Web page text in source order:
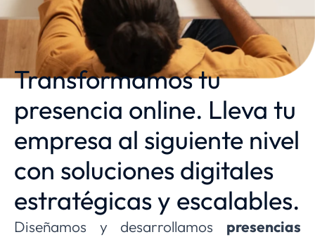
Transformamos tu
presencia online. Lleva tu
empresa al siguiente nivel
con soluciones digitales
estratégicas y escalables.
Diseñamos y desarrollamos presencias